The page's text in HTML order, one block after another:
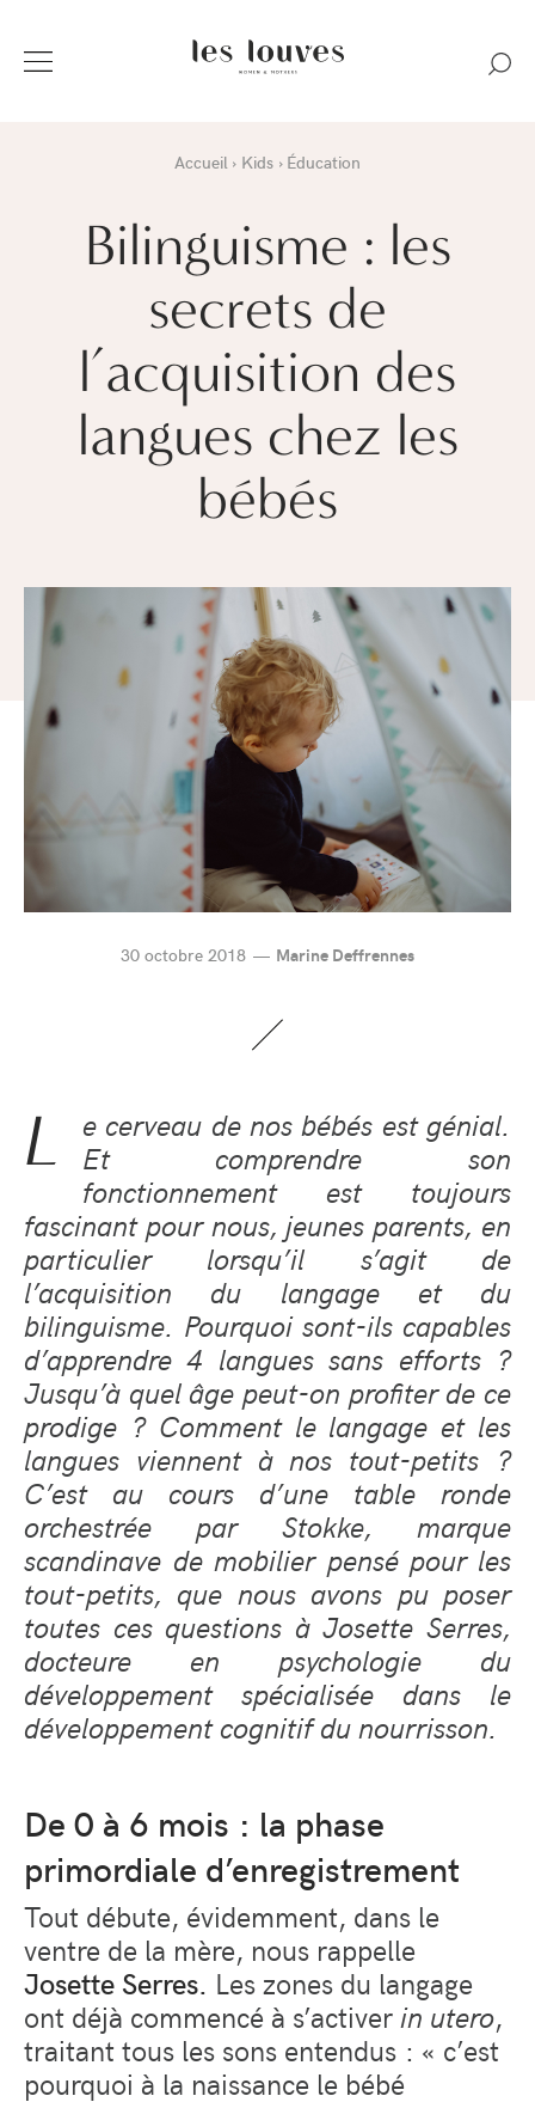
Accueil Kids Éducation
Bilinguisme : les
secrets de
l’acquisition des
langues chez les
bébés
30 octobre 2018 Marine Deffrennes
L
e cerveau de nos bébés est génial.
Et comprendre son
fonctionnement est toujours
fascinant pour nous, jeunes parents, en
particulier lorsqu’il s’agit de
l’acquisition du langage et du
bilinguisme. Pourquoi sont-ils capables
d’apprendre 4 langues sans efforts ?
Jusqu’à quel âge peut-on profiter de ce
prodige ? Comment le langage et les
langues viennent à nos tout-petits ?
C’est au cours d’une table ronde
orchestrée par Stokke, marque
scandinave de mobilier pensé pour les
tout-petits, que nous avons pu poser
toutes ces questions à Josette Serres,
docteure en psychologie du
développement spécialisée dans le
développement cognitif du nourrisson.
De 0 à 6 mois : la phase
primordiale d’enregistrement
Tout débute, évidemment, dans le
ventre de la mère, nous rappelle
Josette Serres. Les zones du langage
ont déjà commencé à s’activer in utero,
traitant tous les sons entendus : « c’est
pourquoi à la naissance le bébé